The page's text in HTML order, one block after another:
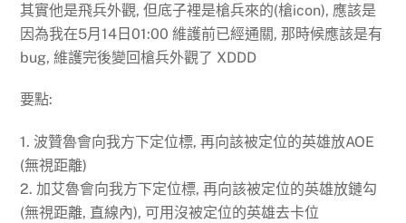
其實他是飛兵外觀, 但底子裡是槍兵來的(槍icon), 應該是
因為我在5月14日01:00 維護前已經通關, 那時候應該是有
bug, 維護完後變回槍兵外觀了 XDDD
要點:
1. 波贊魯會向我方下定位標, 再向該被定位的英雄放AOE
(無視距離)
2. 加艾魯會向我方下定位標, 再向該被定位的英雄放鏈勾
(無視距離, 直線內), 可用沒被定位的英雄去卡位